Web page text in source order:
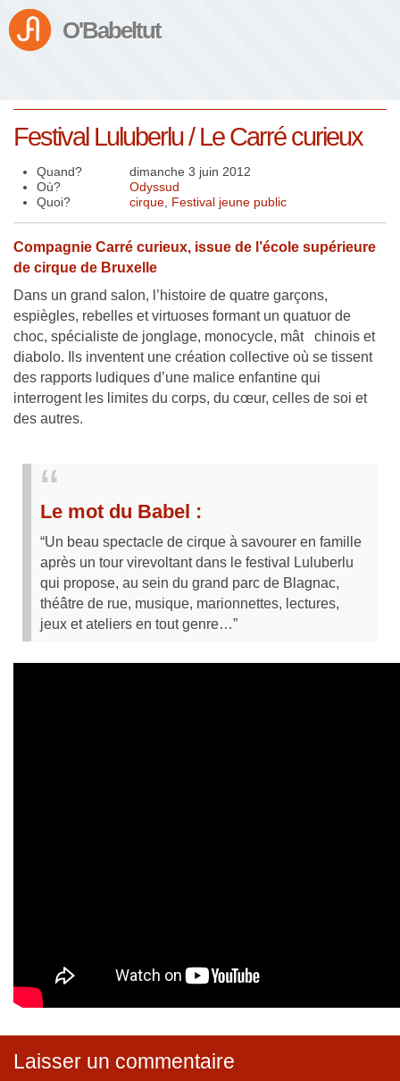
O'Babeltut
Festival Luluberlu / Le Carré curieux
Quand?
dimanche 3 juin 2012
Où?
Odyssud
Quoi?
cirque, Festival jeune public
Compagnie Carré curieux, issue de l’école supérieure
de cirque de Bruxelle
Dans un grand salon, l’histoire de quatre garçons,
espiègles, rebelles et virtuoses formant un quatuor de
choc, spécialiste de jonglage, monocycle, mât chinois et
diabolo. Ils inventent une création collective où se tissent
des rapports ludiques d’une malice enfantine qui
interrogent les limites du corps, du cœur, celles de soi et
des autres.
Le mot du Babel :
“Un beau spectacle de cirque à savourer en famille
après un tour virevoltant dans le festival Luluberlu
qui propose, au sein du grand parc de Blagnac,
théâtre de rue, musique, marionnettes, lectures,
jeux et ateliers en tout genre…”
Laisser un commentaire